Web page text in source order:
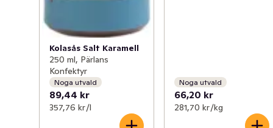
Kolasås Salt Karamell
250 ml, Pärlans
Konfektyr
Noga utvald
89,44 kr
357,76 kr /l
Noga utvald
66,20 kr
281,70 kr /kg